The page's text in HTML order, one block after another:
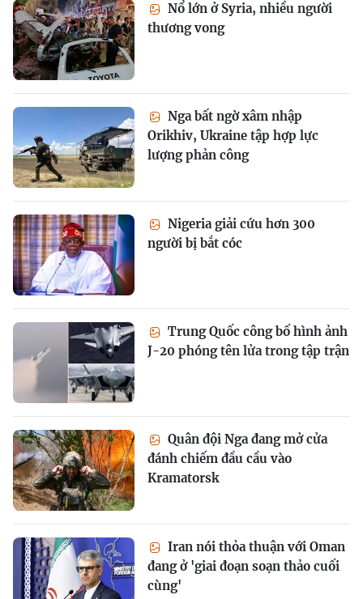
Nổ lớn ở Syria, nhiều người
thương vong
Nga bất ngờ xâm nhập
Orikhiv, Ukraine tập hợp lực
lượng phản công
Nigeria giải cứu hơn 300
người bị bắt cóc
Trung Quốc công bố hình ảnh
J-20 phóng tên lửa trong tập trận
Quân đội Nga đang mở cửa
đánh chiếm đầu cầu vào
Kramatorsk
Iran nói thỏa thuận với Oman
đang ở 'giai đoạn soạn thảo cuối
cùng'